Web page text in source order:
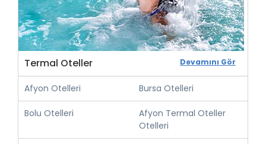
Termal Oteller Devamını Gör
Afyon Otelleri Bursa Otelleri
Bolu Otelleri
Afyon Termal Oteller
Otelleri